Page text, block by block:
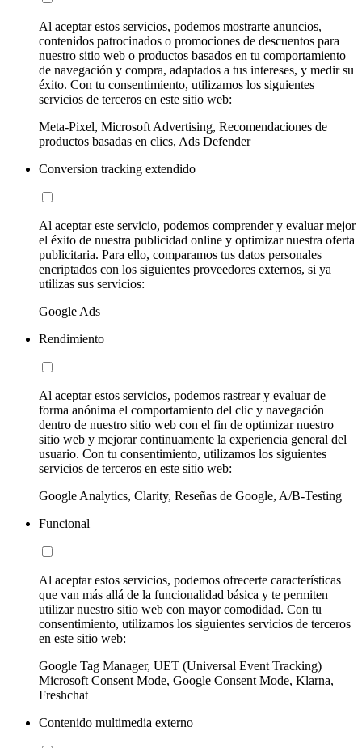
Al aceptar estos servicios, podemos mostrarte anuncios,
contenidos patrocinados o promociones de descuentos para
nuestro sitio web o productos basados en tu comportamiento
de navegación y compra, adaptados a tus intereses, y medir su
éxito. Con tu consentimiento, utilizamos los siguientes
servicios de terceros en este sitio web:
Meta-Pixel, Microsoft Advertising, Recomendaciones de
productos basadas en clics, Ads Defender
Conversion tracking extendido
Al aceptar este servicio, podemos comprender y evaluar mejor
el éxito de nuestra publicidad online y optimizar nuestra oferta
publicitaria. Para ello, comparamos tus datos personales
encriptados con los siguientes proveedores externos, si ya
utilizas sus servicios:
Google Ads
Rendimiento
Al aceptar estos servicios, podemos rastrear y evaluar de
forma anónima el comportamiento del clic y navegación
dentro de nuestro sitio web con el fin de optimizar nuestro
sitio web y mejorar continuamente la experiencia general del
usuario. Con tu consentimiento, utilizamos los siguientes
servicios de terceros en este sitio web:
Google Analytics, Clarity, Reseñas de Google, A/B-Testing
Funcional
Al aceptar estos servicios, podemos ofrecerte características
que van más allá de la funcionalidad básica y te permiten
utilizar nuestro sitio web con mayor comodidad. Con tu
consentimiento, utilizamos los siguientes servicios de terceros
en este sitio web:
Google Tag Manager, UET (Universal Event Tracking)
Microsoft Consent Mode, Google Consent Mode, Klarna,
Freshchat
Contenido multimedia externo